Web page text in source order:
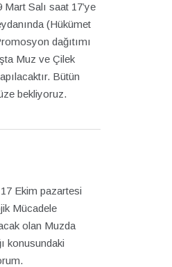
Salı saat 17’ye
(Hükümet
dağıtımı
Muz ve Çilek
Bütün
bekliyoruz.
Ekim pazartesi
Mücadele
olan Muzda
konusundaki